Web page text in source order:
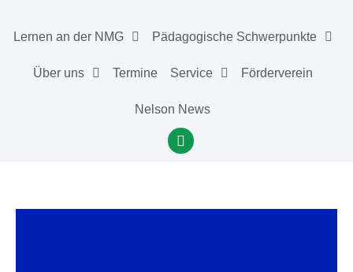
Lernen an der NMG Pädagogische Schwerpunkte
Über uns Termine Service Förderverein
Nelson News